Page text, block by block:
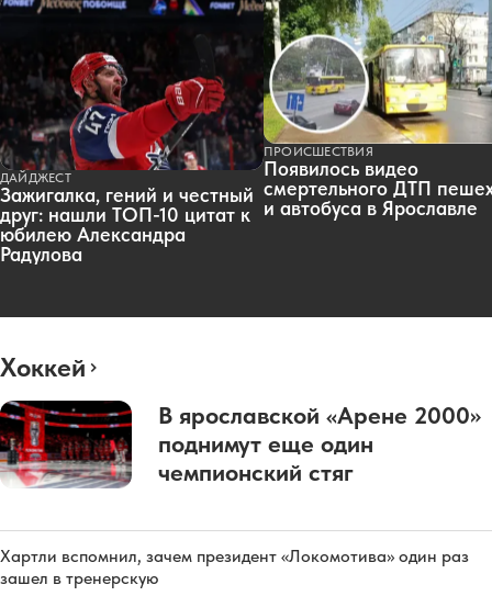
ДАЙДЖЕСТ
Зажигалка, гений и честный
друг: нашли ТОП-10 цитат к
юбилею Александра
Радулова
ПРОИСШЕСТВИЯ
Появилось видео
смертельного ДТП
и автобуса в Ярославле
Хоккей
В ярославской «Арене 2000»
поднимут еще один
чемпионский стяг
Хартли вспомнил, зачем президент «Локомотива» один раз
зашел в тренерскую